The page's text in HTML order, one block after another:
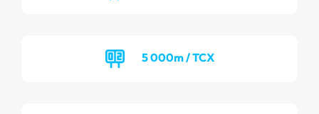
5 000m / TCX